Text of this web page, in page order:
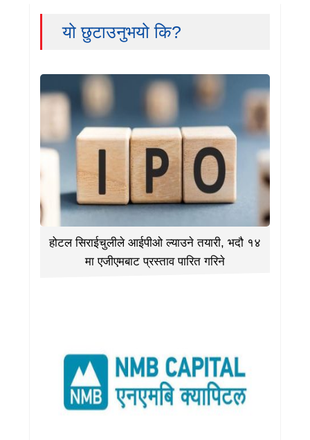
यो छुटाउनुभयो कि?
होटल सिराईचुलीले आईपीओ ल्याउने तयारी, भदौ १४
मा एजीएमबाट प्रस्ताव पारित गरिने